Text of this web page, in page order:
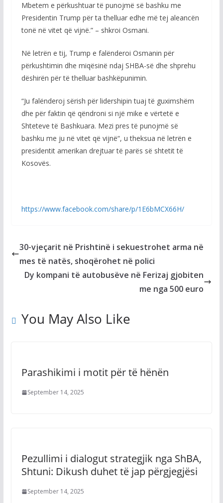
Mbetem e përkushtuar të punojmë së bashku me
Presidentin Trump për ta thelluar edhe më tej aleancën
tonë në vitet që vijnë.” – shkroi Osmani.
Në letrën e tij, Trump e falënderoi Osmanin për
përkushtimin dhe miqësinë ndaj SHBA-së dhe shprehu
dëshirën për të thelluar bashkëpunimin.
“Ju falënderoj sërish për lidershipin tuaj të guximshëm
dhe për faktin që qëndroni si një mike e vërtetë e
Shteteve të Bashkuara. Mezi pres të punojmë së
bashku me ju në vitet që vijnë“, u theksua në letrën e
presidentit amerikan drejtuar të parës së shtetit të
Kosovës.
https://www.facebook.com/share/p/1E6bMCX66H/
30-vjeçarit në Prishtinë i sekuestrohet arma në
mes të natës, shoqërohet në polici
Dy kompani të autobusëve në Ferizaj gjobiten
me nga 500 euro
You May Also Like
Parashikimi i motit për të hënën
September 14, 2025
Pezullimi i dialogut strategjik nga ShBA,
Shtuni: Dikush duhet të jap përgjegjësi
September 14, 2025